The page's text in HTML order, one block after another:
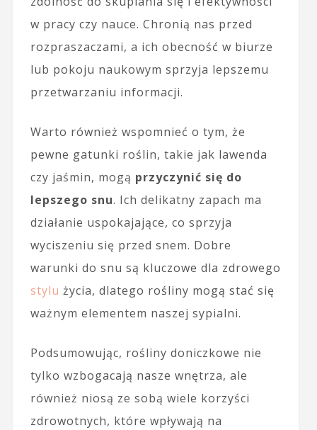
w pracy czy nauce. Chronią nas przed
rozpraszaczami, a ich obecność w biurze
lub pokoju naukowym sprzyja lepszemu
przetwarzaniu informacji.
Warto również wspomnieć o tym, że
pewne gatunki roślin, takie jak lawenda
czy jaśmin, mogą przyczynić się do
lepszego snu. Ich delikatny zapach ma
działanie uspokajające, co sprzyja
wyciszeniu się przed snem. Dobre
warunki do snu są kluczowe dla zdrowego
stylu życia, dlatego rośliny mogą stać się
ważnym elementem naszej sypialni.
Podsumowując, rośliny doniczkowe nie
tylko wzbogacają nasze wnętrza, ale
również niosą ze sobą wiele korzyści
zdrowotnych, które wpływają na